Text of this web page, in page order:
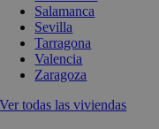
Salamanca
Sevilla
Tarragona
Valencia
Zaragoza
Ver todas las viviendas